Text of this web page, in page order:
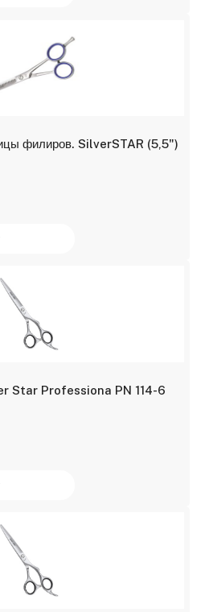
филиров. SilverSTAR (5,5")
Star Professiona PN 114-6